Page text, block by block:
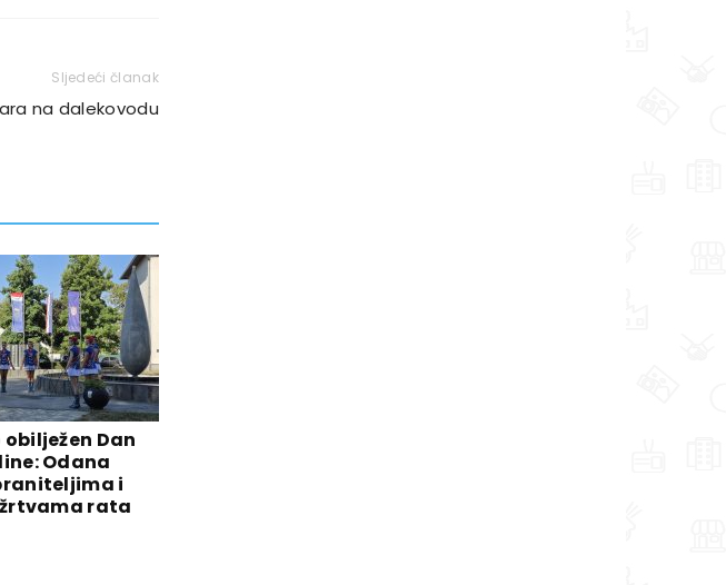
Sljedeći članak
na dalekovodu
Dan
Odana
i
rata